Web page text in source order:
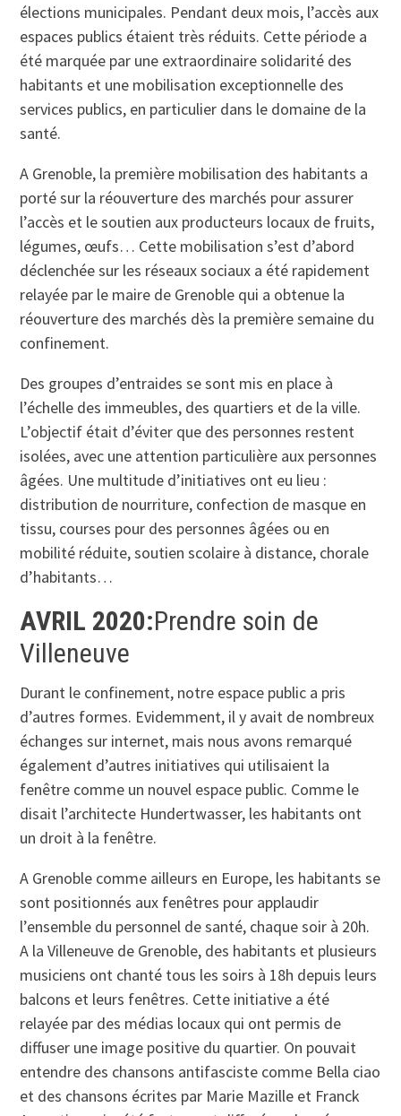
élections municipales. Pendant deux mois, l’accès aux
espaces publics étaient très réduits. Cette période a
été marquée par une extraordinaire solidarité des
habitants et une mobilisation exceptionnelle des
services publics, en particulier dans le domaine de la
santé.
A Grenoble, la première mobilisation des habitants a
porté sur la réouverture des marchés pour assurer
l’accès et le soutien aux producteurs locaux de fruits,
légumes, œufs… Cette mobilisation s’est d’abord
déclenchée sur les réseaux sociaux a été rapidement
relayée par le maire de Grenoble qui a obtenue la
réouverture des marchés dès la première semaine du
confinement.
Des groupes d’entraides se sont mis en place à
l’échelle des immeubles, des quartiers et de la ville.
L’objectif était d’éviter que des personnes restent
isolées, avec une attention particulière aux personnes
âgées. Une multitude d’initiatives ont eu lieu :
distribution de nourriture, confection de masque en
tissu, courses pour des personnes âgées ou en
mobilité réduite, soutien scolaire à distance, chorale
d’habitants…
AVRIL 2020:Prendre soin de
Villeneuve
Durant le confinement, notre espace public a pris
d’autres formes. Evidemment, il y avait de nombreux
échanges sur internet, mais nous avons remarqué
également d’autres initiatives qui utilisaient la
fenêtre comme un nouvel espace public. Comme le
disait l’architecte Hundertwasser, les habitants ont
un droit à la fenêtre.
A Grenoble comme ailleurs en Europe, les habitants se
sont positionnés aux fenêtres pour applaudir
l’ensemble du personnel de santé, chaque soir à 20h.
A la Villeneuve de Grenoble, des habitants et plusieurs
musiciens ont chanté tous les soirs à 18h depuis leurs
balcons et leurs fenêtres. Cette initiative a été
relayée par des médias locaux qui ont permis de
diffuser une image positive du quartier. On pouvait
entendre des chansons antifasciste comme Bella ciao
et des chansons écrites par Marie Mazille et Franck